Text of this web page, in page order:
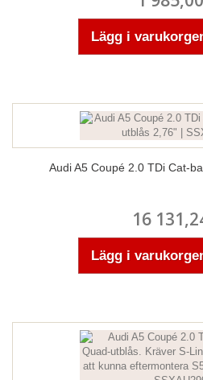
Lägg i
Audi A5 Coupé 2.0 TDi Cat-
16
Lägg i